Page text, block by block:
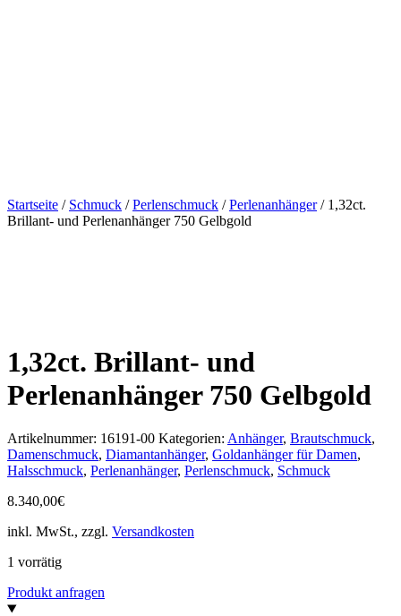
Startseite / Schmuck /Perlenschmuck /Perlenanhänger/ 1,32ct.
Brillant- und Perlenanhänger 750 Gelbgold
1,32ct. Brillant- und
Perlenanhänger 750 Gelbgold
Artikelnummer: 16191-00 Kategorien: Anhänger, Brautschmuck,
Damenschmuck, Diamantanhänger, Goldanhänger für Damen,
Halsschmuck, Perlenanhänger, Perlenschmuck, Schmuck
8.340,00€
inkl. MwSt., zzgl. Versandkosten
1 vorrätig
Produkt anfragen